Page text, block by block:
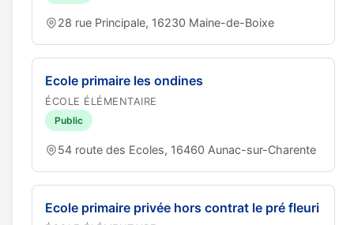
28 rue Principale, 16230 Maine-de-Boixe
Ecole primaire les ondines
ÉCOLE ÉLÉMENTAIRE
Public
54 route des Ecoles, 16460 Aunac-sur-Charente
Ecole primaire privée hors contrat le pré fleuri